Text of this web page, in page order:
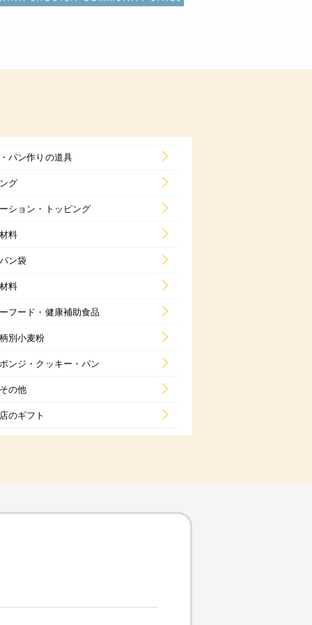
パン作りの道具
グ
ション・トッピング
料
ン袋
料
フード・健康補助食品
別小麦粉
ンジ・クッキー・パン
の他
のギフト